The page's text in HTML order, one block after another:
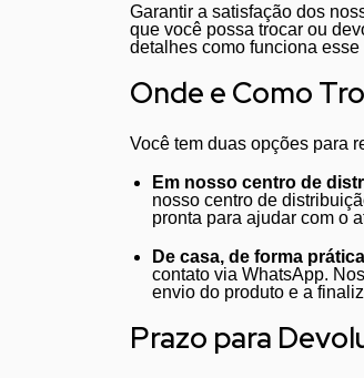
Garantir a satisfação dos
que você possa trocar ou
detalhes como funciona esse
Onde e Como
Você tem duas opções para
Em nosso centro de
nosso centro de
pronta para ajudar com o
De casa, de forma
contato via WhatsApp.
envio do produto e a
Prazo para